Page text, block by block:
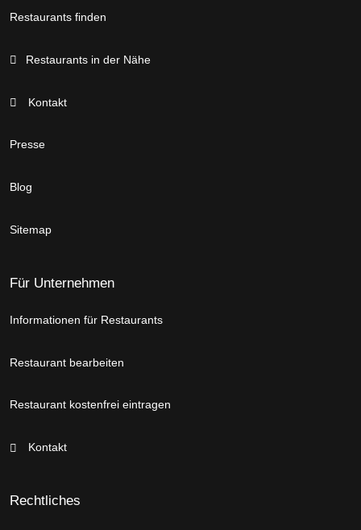
Restaurants finden
Restaurants in der Nähe
Kontakt
Presse
Blog
Sitemap
Für Unternehmen
Informationen für Restaurants
Restaurant bearbeiten
Restaurant kostenfrei eintragen
Kontakt
Rechtliches